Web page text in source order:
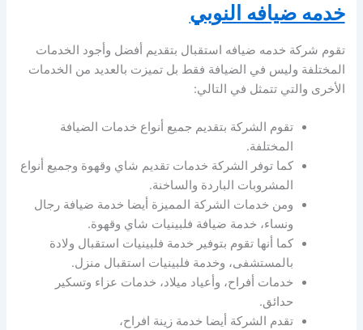
خدمه ضيافه النوبي
تقوم شركة خدمه ضيافه استقبال بتقديم أفضل وأجود الخدمات
المختلفة وليس في الضيافة فقط بل تميزت بالعديد من الخدمات
الأخرى والتي تتمثل في التالي:
تقوم الشركة بتقديم جميع أنواع خدمات الضيافة
المختلفة.
كما توفر الشركة خدمات تقديم شاي وقهوة وجميع أنواع
المشروبات الباردة والساخنة.
ومن خدمات الشركة المميزة أيضا خدمة ضيافة رجال
ونساء، خدمة ضيافة فلبينيات شاي وقهوة.
كما أنها تقوم بتوفير خدمة فلبينيات استقبال ولادة
بالمستشفى، وخدمة فلبينيات استقبال منزل.
خدمات أفراح، وأعياد ميلاد، خدمات عزاء وتسكير
حدائق.
تقدم الشركة أيضا خدمة زينة افراح،